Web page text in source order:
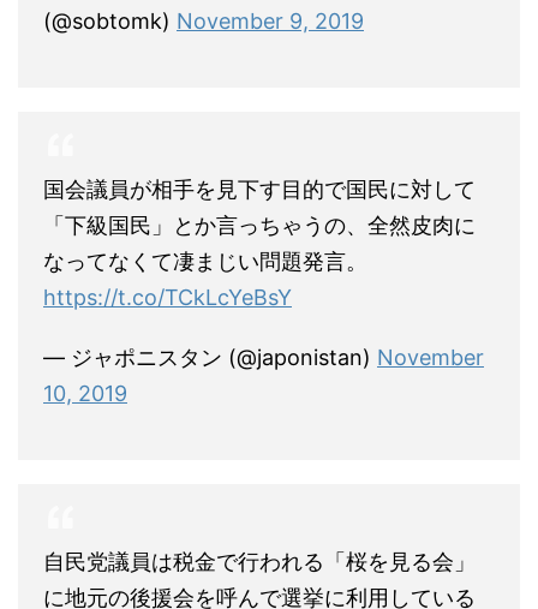
(@sobtomk) November 9, 2019
国会議員が相手を見下す目的で国民に対して
「下級国民」とか言っちゃうの、全然皮肉に
なってなくて凄まじい問題発言。
https://t.co/TCkLcYeBsY
— ジャポニスタン (@japonistan) November
10, 2019
自民党議員は税金で行われる「桜を見る会」
に地元の後援会を呼んで選挙に利用している